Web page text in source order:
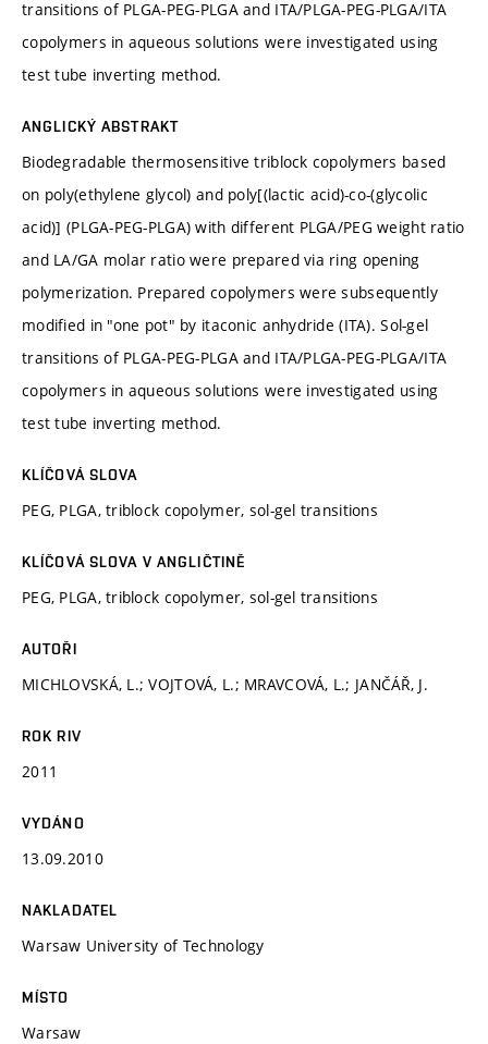
transitions of PLGA-PEG-PLGA and ITA/PLGA-PEG-PLGA/ITA
copolymers in aqueous solutions were investigated using
test tube inverting method.
ANGLICKÝ ABSTRAKT
Biodegradable thermosensitive triblock copolymers based
on poly(ethylene glycol) and poly[(lactic acid)-co-(glycolic
acid)] (PLGA-PEG-PLGA) with different PLGA/PEG weight ratio
and LA/GA molar ratio were prepared via ring opening
polymerization. Prepared copolymers were subsequently
modified in "one pot" by itaconic anhydride (ITA). Sol-gel
transitions of PLGA-PEG-PLGA and ITA/PLGA-PEG-PLGA/ITA
copolymers in aqueous solutions were investigated using
test tube inverting method.
KLÍČOVÁ SLOVA
PEG, PLGA, triblock copolymer, sol-gel transitions
KLÍČOVÁ SLOVA V ANGLIČTINĚ
PEG, PLGA, triblock copolymer, sol-gel transitions
AUTOŘI
MICHLOVSKÁ, L.; VOJTOVÁ, L.; MRAVCOVÁ, L.; JANČÁŘ, J.
ROK RIV
2011
VYDÁNO
13.09.2010
NAKLADATEL
Warsaw University of Technology
MÍSTO
Warsaw